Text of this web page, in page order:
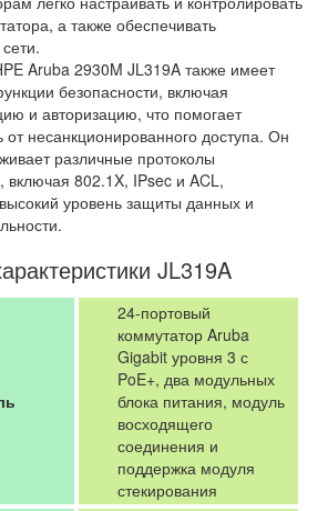
а также обеспечивать
Aruba 2930M JL319A также имеет
безопасности, включая
и авторизацию, что помогает
от несанкционированного доступа. Он
различные протоколы
включая 802.1X, IPsec и ACL,
уровень защиты данных и
JL319A
24-портовый
коммутатор Aruba
Gigabit уровня 3 с
PoE+, два модульных
блока питания, модуль
восходящего
соединения и
поддержка модуля
стекирования